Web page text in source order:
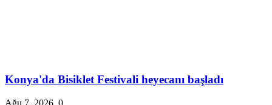
Konya'da Bisiklet Festivali heyecanı başladı